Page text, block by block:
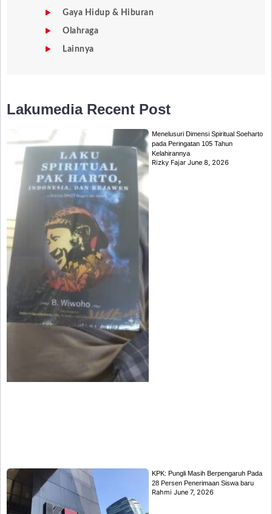
Gaya Hidup & Hiburan
Olahraga
Lainnya
Lakumedia Recent Post
Menelusuri Dimensi Spiritual Soeharto
pada Peringatan 105 Tahun
Kelahirannya
Rizky FajarJune 8, 2026
KPK: Pungli Masih Berpengaruh Pada
28 Persen Penerimaan Siswa baru
RahmiJune 7, 2026